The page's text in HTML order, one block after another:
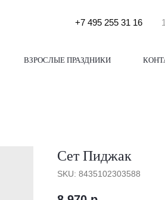
+7 495 255 31 16
ВЗРОСЛЫЕ ПРАЗДНИКИ
Сет Пиджак
SKU: 8435102303588